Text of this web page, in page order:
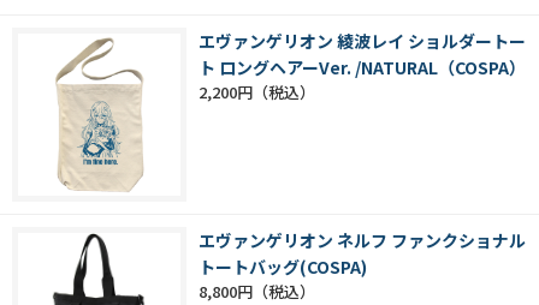
エヴァンゲリオン 綾波レイ ショルダートー
ト ロングヘアーVer. /NATURAL（COSPA）
2,200円
エヴァンゲリオン ネルフ ファンクショナル
トートバッグ(COSPA)
8,800円